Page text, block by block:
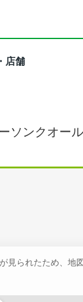
店舗
ソンクオー
見られたため、地